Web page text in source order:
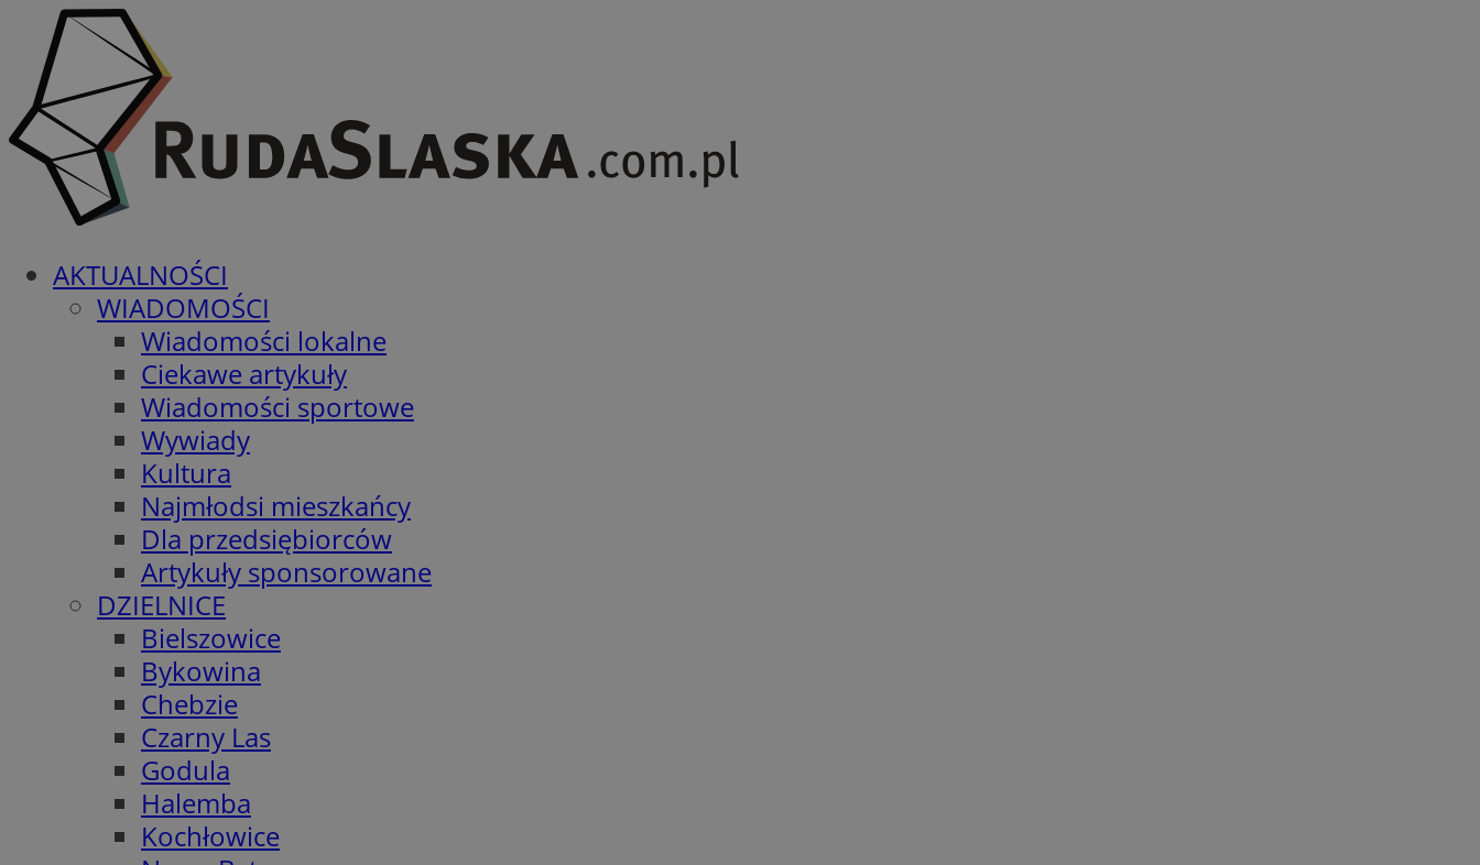
AKTUALNOŚCI
WIADOMOŚCI
Wiadomości lokalne
Ciekawe artykuły
Wiadomości sportowe
Wywiady
Kultura
Najmłodsi mieszkańcy
Dla przedsiębiorców
Artykuły sponsorowane
DZIELNICE
Bielszowice
Bykowina
Chebzie
Czarny Las
Godula
Halemba
Kochłowice